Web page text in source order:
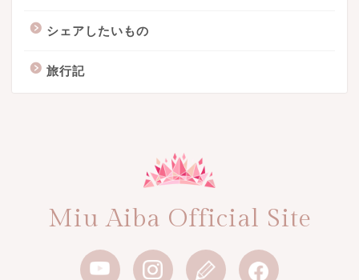
シェアしたいもの
旅行記
Miu Aiba Official Site